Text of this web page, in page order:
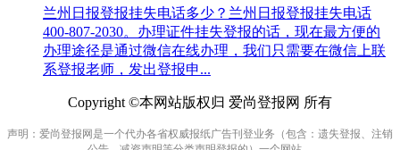
兰州日报登报挂失电话多少？兰州日报登报挂失电话
400-807-2030。办理证件挂失登报的话，现在最方便的
办理途径是通过微信在线办理，我们只需要在微信上联
系登报老师，发出登报申...
Copyright ©本网站版权归 爱尚登报网 所有
声明：爱尚登报网是一个代办各省权威报纸广告刊登业务（包含：遗失登报、注销